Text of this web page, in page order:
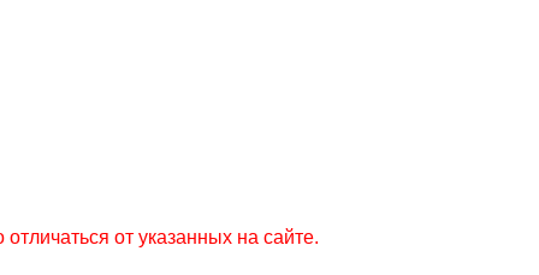
от указанных на сайте.